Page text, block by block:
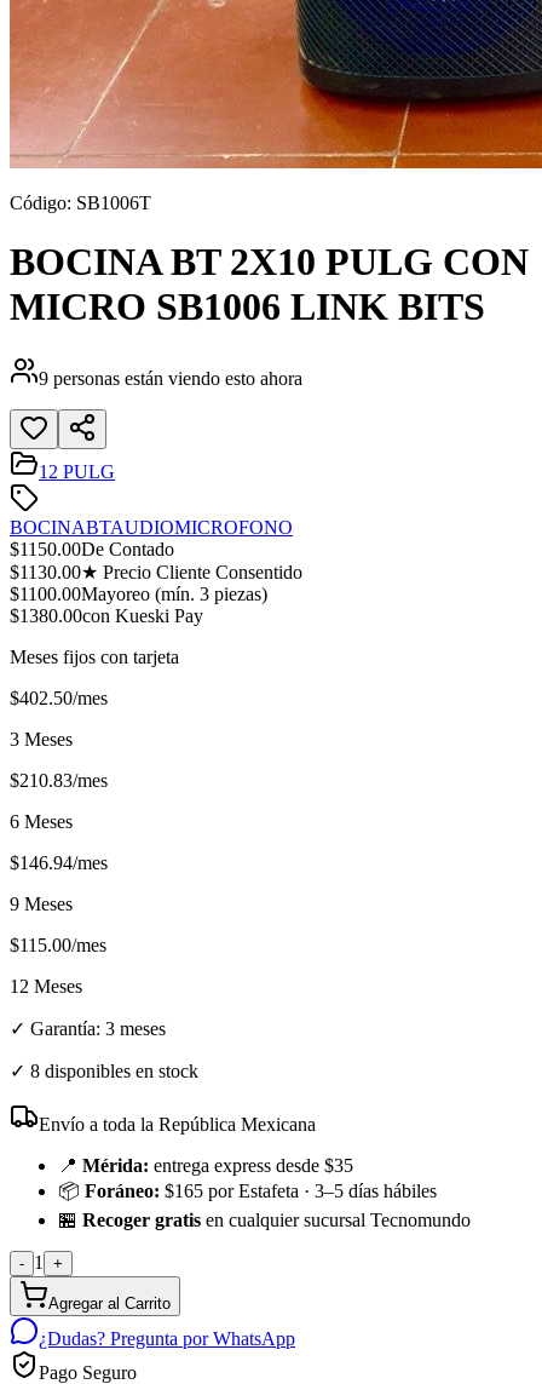
Código: SB1006T
BOCINA BT 2X10 PULG CON
MICRO SB1006 LINK BITS
9 personas están viendo esto ahora
12 PULG
BOCINABTAUDIOMICROFONO
$1150.00De Contado
$1130.00★ Precio Cliente Consentido
$1100.00Mayoreo (mín. 3 piezas)
$1380.00con Kueski Pay
Meses fijos con tarjeta
$402.50/mes
3 Meses
$210.83/mes
6 Meses
$146.94/mes
9 Meses
$115.00/mes
12 Meses
✓ Garantía: 3 meses
✓ 8 disponibles en stock
Envío a toda la República Mexicana
📍 Mérida: entrega express desde $35
📦 Foráneo: $165 por Estafeta · 3–5 días hábiles
🏪 Recoger gratis en cualquier sucursal Tecnomundo
- 1 +
Agregar al Carrito
¿Dudas? Pregunta por WhatsApp
Pago Seguro